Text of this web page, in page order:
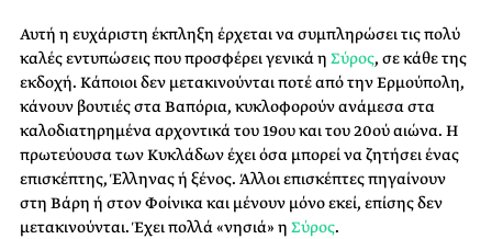
Αυτή η ευχάριστη έκπληξη έρχεται να συμπληρώσει τις πολύ
καλές εντυπώσεις που προσφέρει γενικά η Σύρος, σε κάθε της
εκδοχή. Κάποιοι δεν μετακινούνται ποτέ από την Ερμούπολη,
κάνουν βουτιές στα Βαπόρια, κυκλοφορούν ανάμεσα στα
καλοδιατηρημένα αρχοντικά του 19ου και του 20ού αιώνα. Η
πρωτεύουσα των Κυκλάδων έχει όσα μπορεί να ζητήσει ένας
επισκέπτης, Έλληνας ή ξένος. Άλλοι επισκέπτες πηγαίνουν
στη Βάρη ή στον Φοίνικα και μένουν μόνο εκεί, επίσης δεν
μετακινούνται. Έχει πολλά «νησιά» η Σύρος.